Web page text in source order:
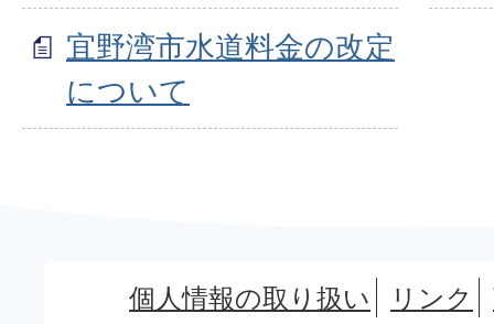
宜野湾市水道料金の改定
について
個人情報の取り扱い リンク